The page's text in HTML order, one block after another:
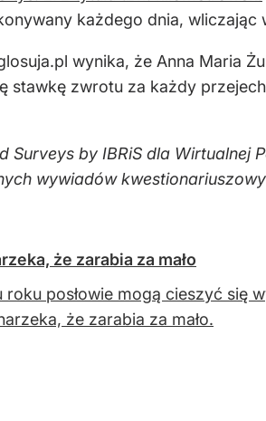
każdego dnia, wliczając
wynika, że Anna Maria
stawkę zwrotu za każdy
Surveys by IBRiS dla
wywiadów
że zarabia za mało
roku posłowie mogą cieszyć się
że zarabia za mało.